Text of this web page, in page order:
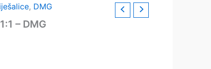
, DMG
– DMG